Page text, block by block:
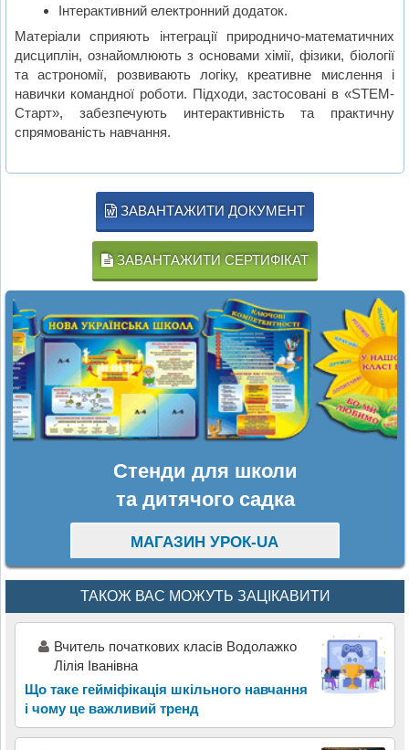
Інтерактивний електронний додаток.
Матеріали сприяють інтеграції природничо-математичних
дисциплін, ознайомлюють з основами хімії, фізики, біології
та астрономії, розвивають логіку, креативне мислення і
навички командної роботи. Підходи, застосовані в «STEM-
Старт», забезпечують интерактивність та практичну
спрямованість навчання.
ЗАВАНТАЖИТИ ДОКУМЕНТ
ЗАВАНТАЖИТИ СЕРТИФІКАТ
Стенди для школи
та дитячого садка
МАГАЗИН УРОК-UA
ТАКОЖ ВАС МОЖУТЬ ЗАЦІКАВИТИ
Вчитель початкових класів Водолажко
Лілія Іванівна
Що таке гейміфікація шкільного навчання
і чому це важливий тренд